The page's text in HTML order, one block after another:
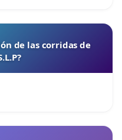
de las corridas de